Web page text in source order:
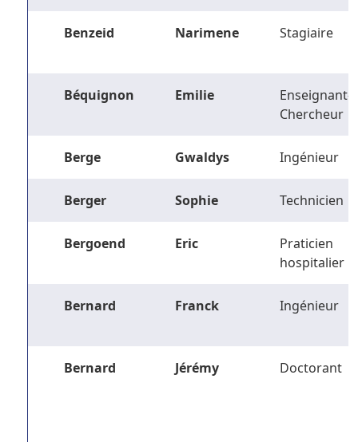
Benzeid Narimene Stagiaire
Béquignon Emilie
Enseignant-
Chercheur
Berge Gwaldys Ingénieur
Berger Sophie Technicien
Bergoend Eric
Praticien
hospitalier
Bernard Franck Ingénieur
Bernard Jérémy Doctorant